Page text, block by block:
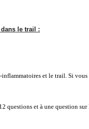
le trail :
inflammatoires et le trail. Si
questions et à une question